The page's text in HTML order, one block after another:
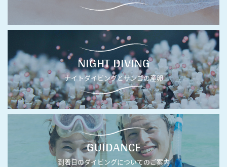
NIGHT DIVING
ナイトダイビングとサンゴの産卵
GUIDANCE
到着日のダイビングについてのご案内